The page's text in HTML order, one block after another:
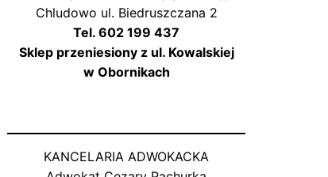
Chludowo ul. Biedruszczana 2
Tel. 602 199 437
Sklep przeniesiony z ul. Kowalskiej
w Obornikach
KANCELARIA ADWOKACKA